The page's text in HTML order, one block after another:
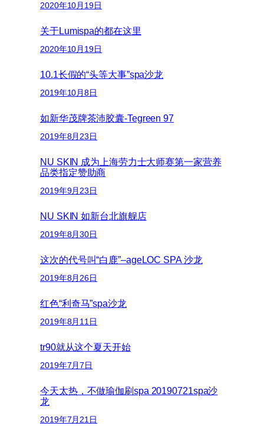
2020年10月19日
关于Lumispa的都在这里
2020年10月19日
10.1长假的“头等大事”spa沙龙
2019年10月8日
如新华茂牌茶沛胶囊-Tegreen 97
2019年8月23日
NU SKIN 成为上海劳力士大师赛第一家营养
品类指定赞助商
2019年9月23日
NU SKIN 如新台北旗舰店
2019年8月30日
这次的代号叫“白鹿”–ageLOC SPA 沙龙
2019年8月26日
红色“利奇马”spa沙龙
2019年8月11日
tr90就从这个夏天开始
2019年7月7日
今天太热，不做瑜伽刷spa 20190721spa沙
龙
2019年7月21日